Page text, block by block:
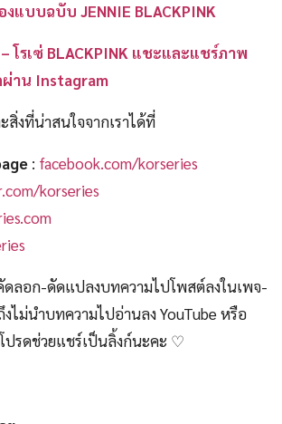
แบบฉบับ JENNIE BLACKPINK
โรเซ่ BLACKPINK แชะและแชร์ภาพ
าน Instagram
สิ่งที่น่าสนใจจากเราได้ที่
: facebook.com/korseries
korseries
ลอก-ดัดแปลงบทความไปโพสต์ลงในเพจ-
ไม่นำบทความไปอ่านลง YouTube หรือ
รดช่วยแชร์เป็นลิ้งก์นะคะ ♡